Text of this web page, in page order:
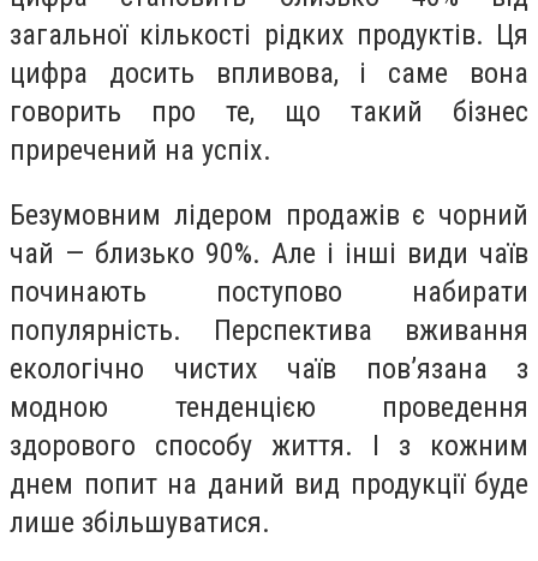
загальної кількості рідких продуктів. Ця
цифра досить впливова, і саме вона
говорить про те, що такий бізнес
приречений на успіх.
Безумовним лідером продажів є чорний
чай — близько 90%. Але і інші види чаїв
починають поступово набирати
популярність. Перспектива вживання
екологічно чистих чаїв пов’язана з
модною тенденцією проведення
здорового способу життя. І з кожним
днем попит на даний вид продукції буде
лише збільшуватися.